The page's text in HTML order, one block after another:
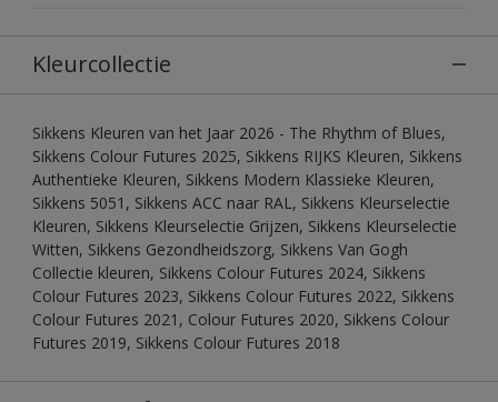
Kleurcollectie
Sikkens Kleuren van het Jaar 2026 - The Rhythm of Blues,
Sikkens Colour Futures 2025, Sikkens RIJKS Kleuren, Sikkens
Authentieke Kleuren, Sikkens Modern Klassieke Kleuren,
Sikkens 5051, Sikkens ACC naar RAL, Sikkens Kleurselectie
Kleuren, Sikkens Kleurselectie Grijzen, Sikkens Kleurselectie
Witten, Sikkens Gezondheidszorg, Sikkens Van Gogh
Collectie kleuren, Sikkens Colour Futures 2024, Sikkens
Colour Futures 2023, Sikkens Colour Futures 2022, Sikkens
Colour Futures 2021, Colour Futures 2020, Sikkens Colour
Futures 2019, Sikkens Colour Futures 2018